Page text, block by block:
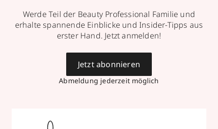
Werde Teil der Beauty Professional Familie und
erhalte spannende Einblicke und Insider-Tipps aus
erster Hand. Jetzt anmelden!
Abmeldung jederzeit möglich
Jetzt abonnieren